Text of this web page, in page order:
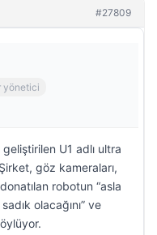
#27809
yönetici
U1 adlı ultra
göz kameraları,
robotun “asla
olacağını” ve